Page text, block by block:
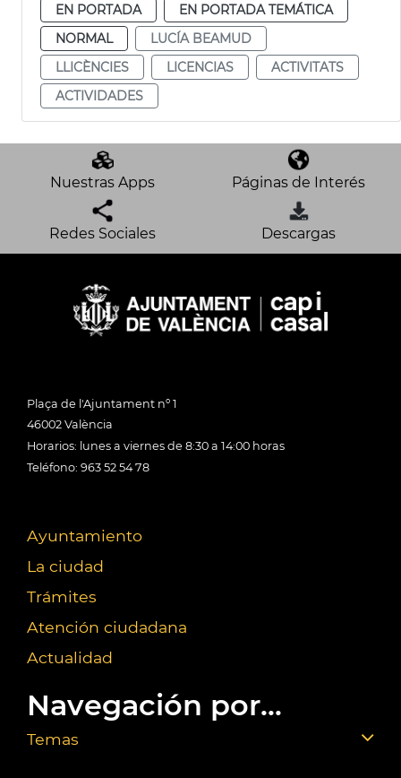
EN PORTADA
EN PORTADA TEMÁTICA
NORMAL
LUCÍA BEAMUD
LLICÈNCIES
LICENCIAS
ACTIVITATS
ACTIVIDADES
Nuestras Apps Páginas de Interés
Redes Sociales Descargas
Plaça de l'Ajuntament nº 1
46002 València
Horarios: lunes a viernes de 8:30 a 14:00 horas
Teléfono: 963 52 54 78
Ayuntamiento
La ciudad
Trámites
Atención ciudadana
Actualidad
Navegación por...
Temas